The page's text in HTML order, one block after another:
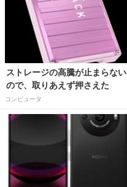
ストレージの高騰が止まらない
ので、取りあえず押さえた
コンピュータ